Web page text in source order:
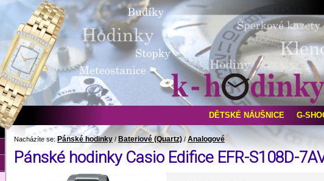
Nacházíte se: Pánské hodinky / Bateriové (Quartz) / Analogové
Pánské hodinky Casio Edifice EFR-S108D-
DĚTSKÉ NÁUŠNICE G-